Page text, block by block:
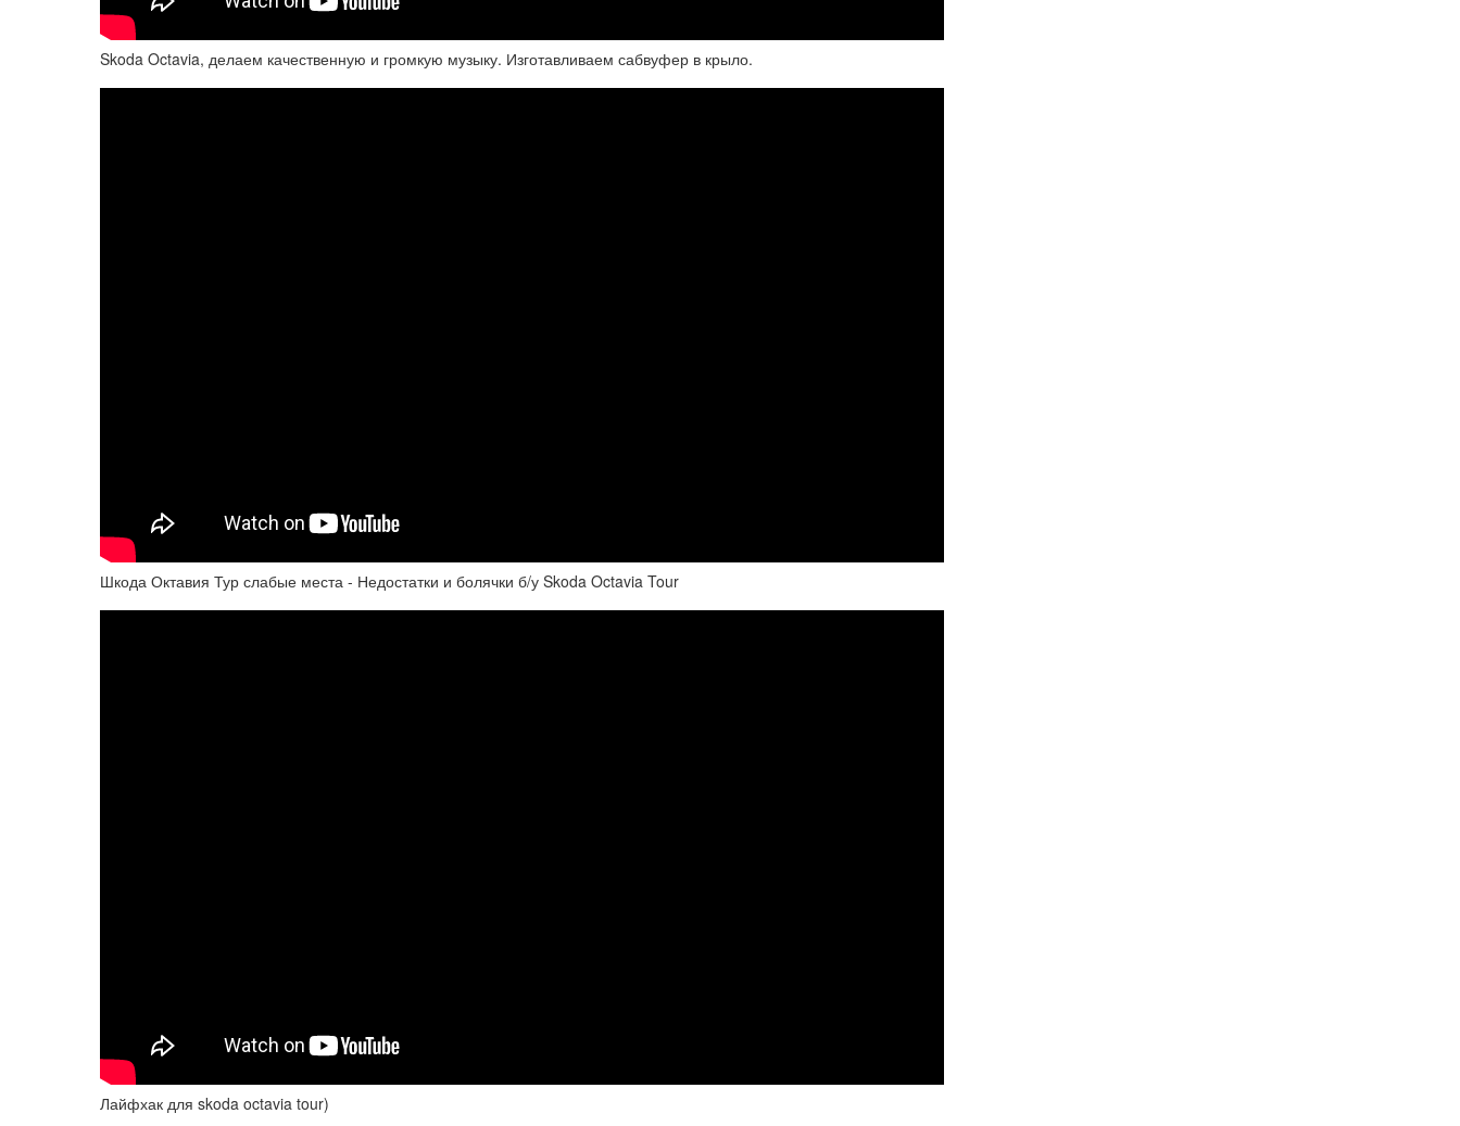
Skoda Octavia, делаем качественную и громкую музыку. Изготавливаем сабвуфер в крыло.
Шкода Октавия Тур слабые места - Недостатки и болячки б/у Skoda Octavia Tour
Лайфхак для skoda octavia tour)